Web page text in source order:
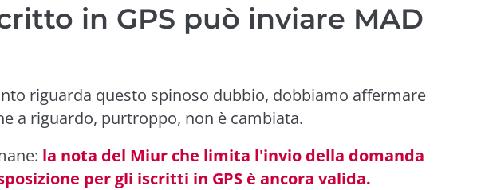
in GPS può inviare MAD
riguarda questo spinoso dubbio, dobbiamo affermare
a riguardo, purtroppo, non è cambiata.
la nota del Miur che limita l'invio della domanda
per gli iscritti in GPS è ancora valida.